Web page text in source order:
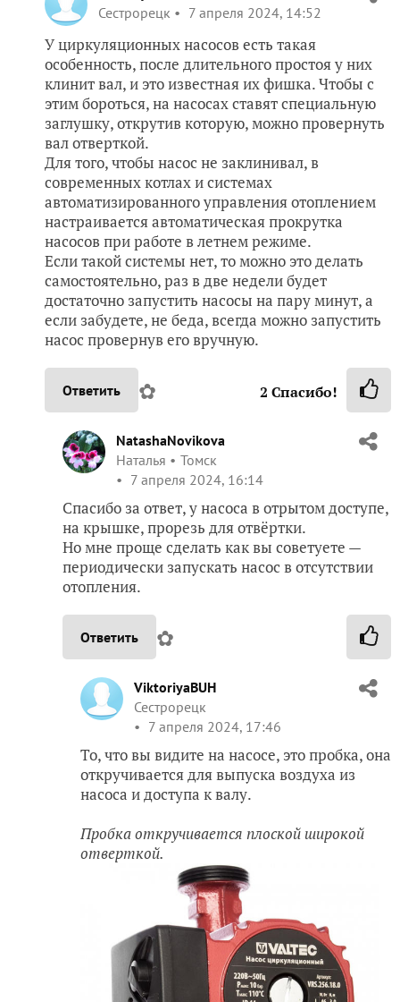
Сестрорецк
7 апреля 2024, 14:52
У циркуляционных насосов есть такая
особенность, после длительного простоя у них
клинит вал, и это известная их фишка. Чтобы с
этим бороться, на насосах ставят специальную
заглушку, открутив которую, можно провернуть
вал отверткой.
Для того, чтобы насос не заклинивал, в
современных котлах и системах
автоматизированного управления отоплением
настраивается автоматическая прокрутка
насосов при работе в летнем режиме.
Если такой системы нет, то можно это делать
самостоятельно, раз в две недели будет
достаточно запустить насосы на пару минут, а
если забудете, не беда, всегда можно запустить
насос провернув его вручную.
Ответить ✿ 2 Спасибо!
NatashaNovikova
Наталья
Томск
7 апреля 2024, 16:14
Спасибо за ответ, у насоса в отрытом доступе,
на крышке, прорезь для отвёртки.
Но мне проще сделать как вы советуете —
периодически запускать насос в отсутствии
отопления.
Ответить ✿
ViktoriyaBUH
Сестрорецк
7 апреля 2024, 17:46
То, что вы видите на насосе, это пробка, она
откручивается для выпуска воздуха из
насоса и доступа к валу.
Пробка откручивается плоской широкой
отверткой.